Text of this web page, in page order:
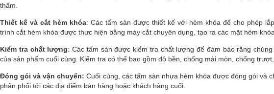
thấm.
Thiết kế và cắt hèm khóa: Các tấm sàn được thiết kế với hèm khóa để cho phép
trình cắt hèm khóa được thực hiện bằng máy cắt chuyên dụng, tạo ra các mặt hèm
Kiểm tra chất lượng: Các tấm sàn được kiểm tra chất lượng để đảm bảo rằng
của sản phẩm cuối cùng. Kiểm tra có thể bao gồm độ bền, chống mài mòn, chống
Đóng gói và vận chuyển: Cuối cùng, các tấm sàn nhựa hèm khóa được đóng gói và
phân phối tới các địa điểm bán hàng hoặc khách hàng cuối.